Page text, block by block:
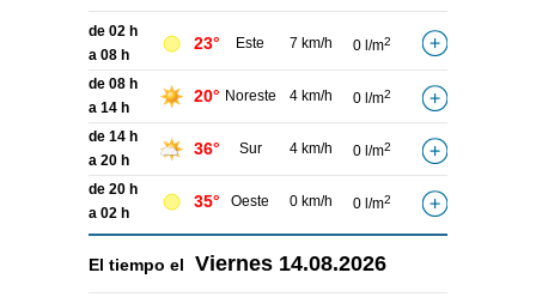
de 02 h
a 08 h
23° Este 7 km/h 0 l/m2
de 08 h
a 14 h
20° Noreste 4 km/h 0 l/m2
de 14 h
a 20 h
36° Sur 4 km/h 0 l/m2
de 20 h
a 02 h
35° Oeste 0 km/h 0 l/m2
El tiempo el Viernes 14.08.2026